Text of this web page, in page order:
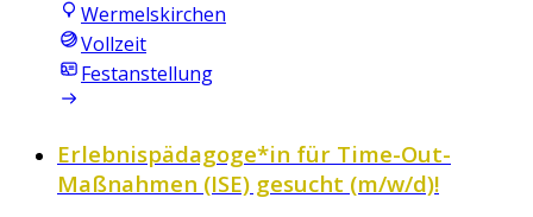
Wermelskirchen
Vollzeit
Festanstellung
Erlebnispädagoge*in für Time-Out-
Maßnahmen (ISE) gesucht (m/w/d)!